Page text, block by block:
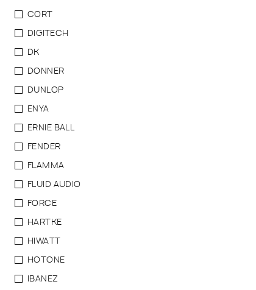
CORT
DIGITECH
DK
DONNER
DUNLOP
ENYA
ERNIE BALL
FENDER
FLAMMA
FLUID AUDIO
FORCE
HARTKE
HIWATT
HOTONE
IBANEZ